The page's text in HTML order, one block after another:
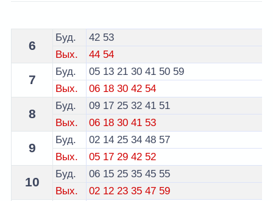
Расписание 25 маршрутки Гомель - остановка ул.
6
Буд. 42 53
Вых.
44 54
7
Буд. 05 13 21 30 41 50 59
Вых.
06 18 30 42 54
8
Буд. 09 17 25 32 41 51
Вых.
06 18 30 41 53
9
Буд. 02 14 25 34 48 57
Вых.
05 17 29 42 52
10
Буд. 06 15 25 35 45 55
Вых.
02 12 23 35 47 59